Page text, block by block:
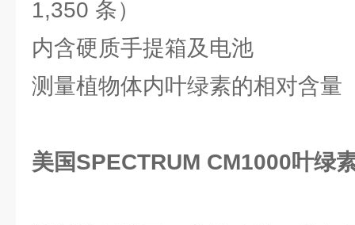
1,350 条）
内含硬质手提箱及电池
测量植物体内叶绿素的相对含量
美国SPECTRUM CM1000叶绿